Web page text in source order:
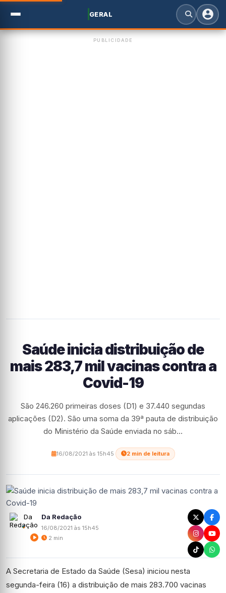
GERAL
PUBLICIDADE
Saúde inicia distribuição de
mais 283,7 mil vacinas contra a
Covid-19
São 246.260 primeiras doses (D1) e 37.440 segundas
aplicações (D2). São uma soma da 39ª pauta de distribuição
do Ministério da Saúde enviada no sáb...
16/08/2021 às 15h45 2 min de leitura
Da Redação
16/08/2021 às 15h45
2 min
A Secretaria de Estado da Saúde (Sesa) iniciou nesta
segunda-feira (16) a distribuição de mais 283.700 vacinas